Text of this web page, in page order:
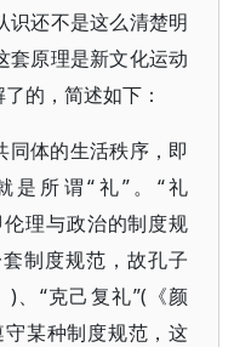
识还不是这么清楚明
套原理是新文化运动
的，简述如下：
同体的生活秩序，即
是所谓“礼”。“礼
理与政治的制度规
制度规范，故孔子
)、“克己复礼”(《颜
某种制度规范，这